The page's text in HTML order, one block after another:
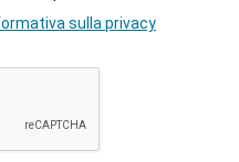
sulla privacy